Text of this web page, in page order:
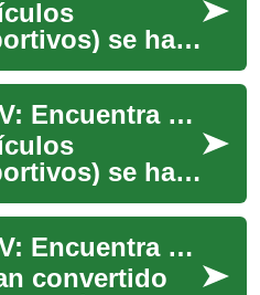
se han
opción
buscan... Ofertas de SUV: Encuentra el vehículo perfecto para ti
se han
opción
para
u...
Ofertas de SUV: Encuentra el Vehículo Perfecto para Tus Necesidades
convertido